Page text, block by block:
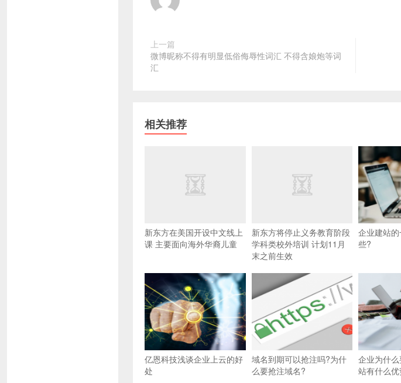
上一篇
微博昵称不得有明显低俗侮辱性词汇 不得含娘炮等词
汇
相关推荐
新东方在美国开设中文线上
课 主要面向海外华裔儿童
新东方将停止义务教育阶段
学科类校外培训 计划11月
末之前生效
企业建站
些?
亿恩科技浅谈企业上云的好
处
域名到期可以抢注吗?为什
么要抢注域名?
企业为什
站有什么优